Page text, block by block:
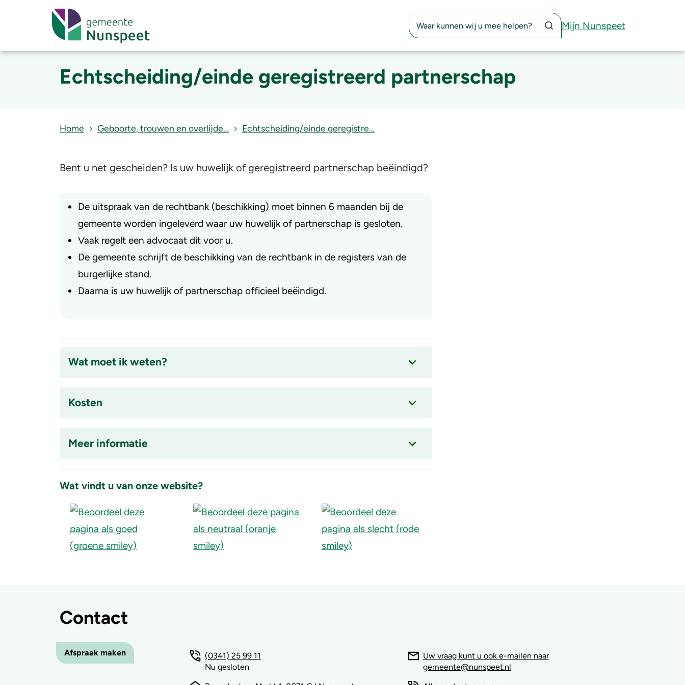
Zoekknop
Mijn Nunspeet
Echtscheiding/einde geregistreerd partnerschap
Home Geboorte, trouwen en overlijde… Echtscheiding/einde geregistre…
​Bent u net gescheiden? Is uw huwelijk of geregistreerd partnerschap beëindigd?
De uitspraak van de rechtbank (beschikking) moet binnen 6 maanden bij de
gemeente worden ingeleverd waar uw huwelijk of partnerschap is gesloten.
Vaak regelt een advocaat dit voor u.
De gemeente schrijft de beschikking van de rechtbank in de registers van de
burgerlijke stand.
Daarna is uw huwelijk of partnerschap officieel beëindigd.
Wat moet ik weten?
Kosten
Meer informatie
is
ingeklapt
Wat vindt u van onze website?
Contact
Afspraak maken
(0341) 25 99 11
Nu gesloten
Uw vraag kunt u ook e-mailen naar
gemeente@nunspeet.nl